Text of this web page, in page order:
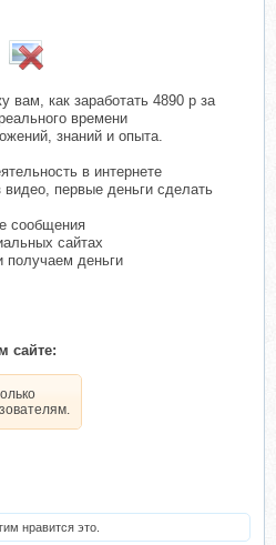
вам, как заработать 4890 р за
времени
знаний и опыта.
в интернете
первые деньги сделать
сообщения
сайтах
получаем деньги
сайте:
нравится это.